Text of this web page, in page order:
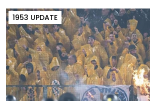
1953 UPDATE